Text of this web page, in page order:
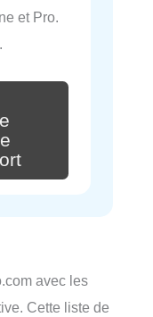
et Pro.
avec les
Cette liste de